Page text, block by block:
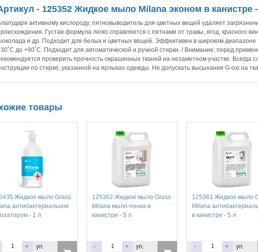
- 125352 Жидкое мыло Milana эконом в канистре
активному кислороду, пятновыводитель для цветных вещей удаляет
Густая формула легко справляется с пятнами от травы, ягод, красного
и др. Подходит для белых и цветных вещей. Эффективен в широком диапазоне
до +90˚C. Подходит для автоматической и ручной стирки. / Внимание: перед
проверить прочность окрашенных тканей на незаметном участке. Всегда
по стирке, указанной на ярлыках одежды. Не допускать высыхания G-oxi на
товары
Жидкое мыло Grass
антибактериальное
- 1 л
+
уп.
125362 Жидкое мыло Grass
Milana мыло-пенка в
канистре - 5 л
- +
уп.
125361 Жидкое мыло
Milana
в канистре - 5 л
- +
уп.